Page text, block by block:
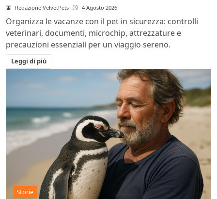
Redazione VelvetPets 4 Agosto 2026
Organizza le vacanze con il pet in sicurezza: controlli
veterinari, documenti, microchip, attrezzature e
precauzioni essenziali per un viaggio sereno.
Leggi di più
Storie